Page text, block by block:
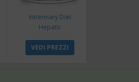
Veterinary Diet
Hepatic
VEDI PREZZI